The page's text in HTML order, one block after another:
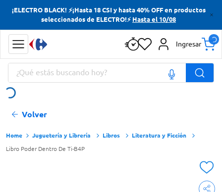
¡ELECTRO BLACK! ⚡¡Hasta 18 CSI y hasta 40% OFF en productos
seleccionados de ELECTRO!⚡ Hasta el 10/08
Ingresar
¿Qué estás buscando hoy?
Volver
Juguetería y Librería Libros Literatura y Ficción
Libro Poder Dentro De Ti-B4P
Términos más buscados
Yerba
Cerveza
Papas Fritas
Términos más buscados
Yerba
Cerveza
Papas Fritas
Doves